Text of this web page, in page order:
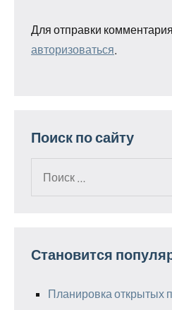
Для отправки
авторизоваться
Поиск по сайту
Становится
Планировка открытых